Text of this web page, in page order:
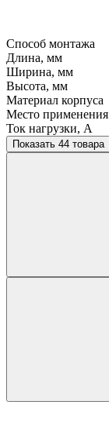
Способ монтажа
Длина, мм
Ширина, мм
Высота, мм
Материал корпуса
Место применения
Ток нагрузки, A
Показать 44 товара